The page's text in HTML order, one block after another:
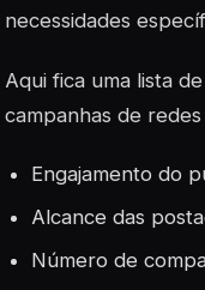
necessidades
Aqui fica uma lista de
campanhas de redes
Engajamento do
Alcance das
Número de